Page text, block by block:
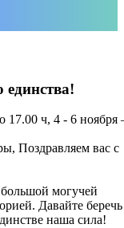
17.00 ч, 4 - 6 ноября
Поздравляем вас с
большой могучей
Давайте беречь
наша сила!